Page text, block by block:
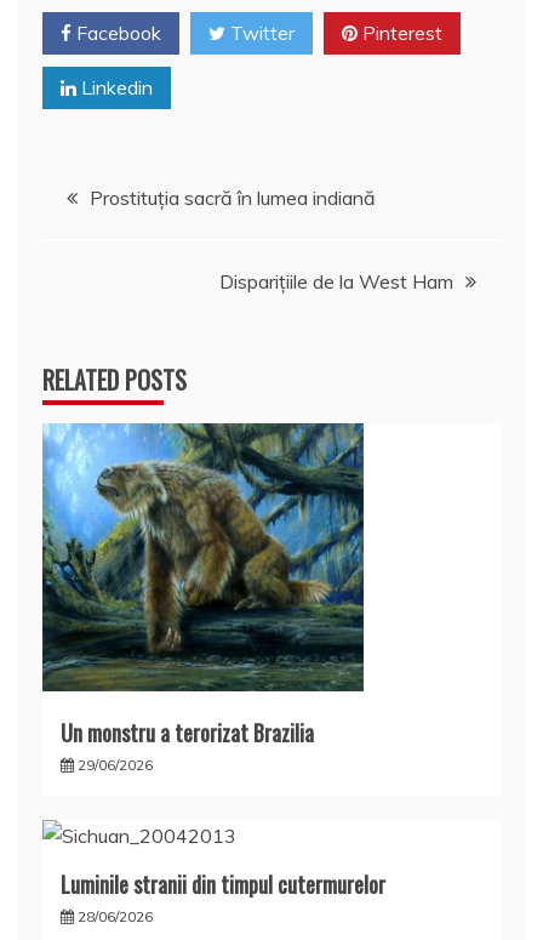
e
b
o
k
er l
e
st
s
A
aj
e
Facebook Twitter Pinterest
Linkedin
Navigare
Prostituția sacră în lumea indiană
Disparițiile de la West Ham
RELATED POSTS
Un monstru a terorizat Brazilia
29/06/2026
Luminile stranii din timpul cutermurelor
28/06/2026